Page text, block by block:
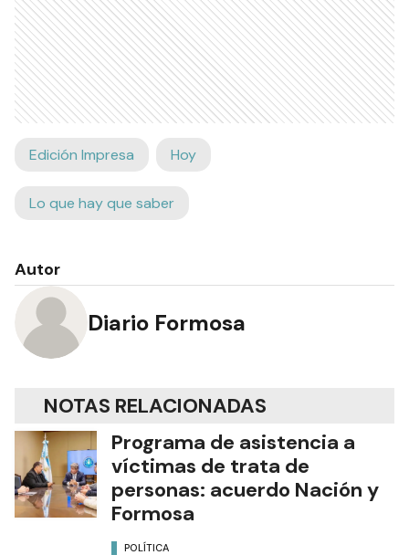
Edición Impresa Hoy
Lo que hay que saber
Autor
Diario Formosa
NOTAS RELACIONADAS
Programa de asistencia a
víctimas de trata de
personas: acuerdo Nación y
Formosa
POLÍTICA